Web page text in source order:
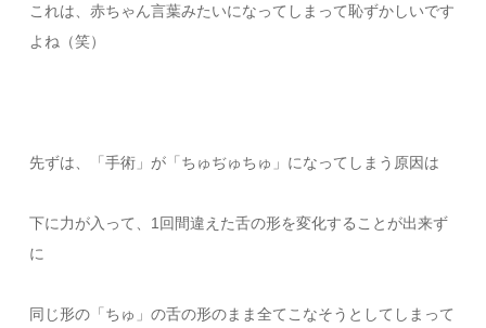
これは、赤ちゃん言葉みたいになってしまって恥ずかしいです
よね（笑）
先ずは、「手術」が「ちゅぢゅちゅ」になってしまう原因は
下に力が入って、1回間違えた舌の形を変化することが出来ず
に
同じ形の「ちゅ」の舌の形のまま全てこなそうとしてしまって